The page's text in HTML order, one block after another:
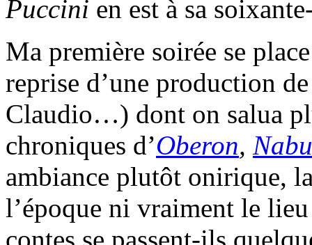
Puccini en est à sa
Ma première soirée se
reprise d’une production
Claudio…) dont on salua
chroniques d’Oberon,
ambiance plutôt onirique,
l’époque ni vraiment le